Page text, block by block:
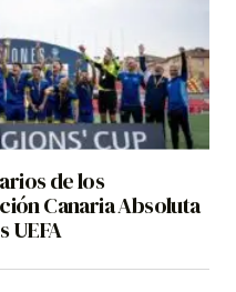
de los
Canaria Absoluta
UEFA